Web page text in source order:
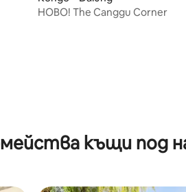
НОВО! The Canggu Corner
къщи под